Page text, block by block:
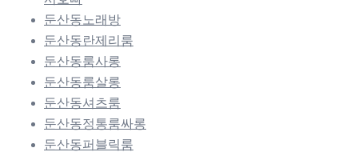
둔산동노래방
둔산동란제리룸
둔산동룸사롱
둔산동룸살롱
둔산동셔츠룸
둔산동정통룸싸롱
둔산동퍼블릭룸